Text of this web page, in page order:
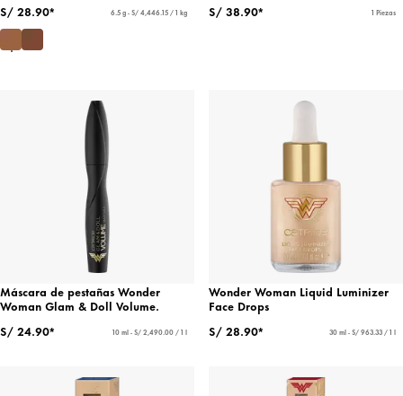
S/ 28.90*
6.5 g - S/ 4,446.15 / 1 kg
S/ 38.90*
1 Piezas
Máscara de pestañas Wonder
Woman Glam & Doll Volume.
S/ 24.90*
10 ml - S/ 2,490.00 / 1 l
Wonder Woman Liquid Luminizer
Face Drops
S/ 28.90*
30 ml - S/ 963.33 / 1 l